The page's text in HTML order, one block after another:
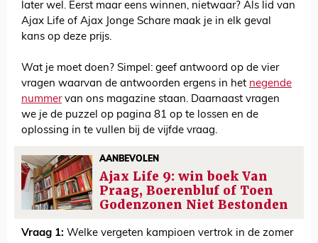
later wel. Eerst maar eens winnen, nietwaar? Als lid van
Ajax Life of Ajax Jonge Schare maak je in elk geval
kans op deze prijs.
Wat je moet doen? Simpel: geef antwoord op de vier
vragen waarvan de antwoorden ergens in het negende
nummervan ons magazine staan. Daarnaast vragen
we je de puzzel op pagina 81 op te lossen en de
oplossing in te vullen bij de vijfde vraag.
AANBEVOLEN
Ajax Life 9: win boek Van
Praag, Boerenbluf of Toen
Godenzonen Niet Bestonden
Vraag 1: Welke vergeten kampioen vertrok in de zomer